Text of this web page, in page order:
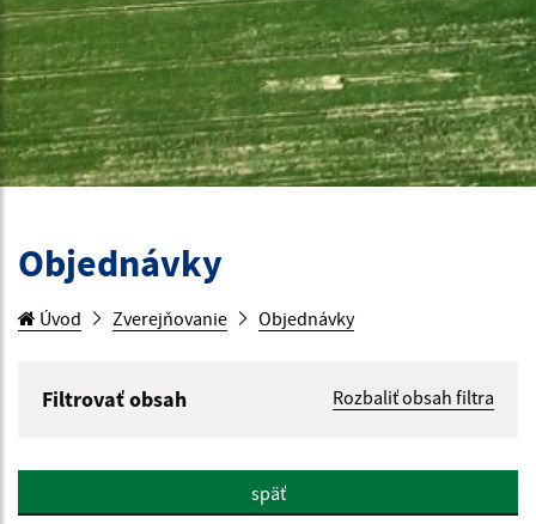
Objednávky
Úvod Zverejňovanie Objednávky
Filtrovať obsah
Rozbaliť obsah filtra
Hľadať v:
späť